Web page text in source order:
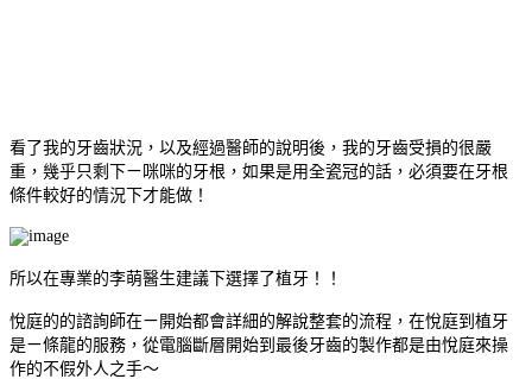
看了我的牙齒狀況，以及經過醫師的說明後，我的牙齒受損的很嚴
重，幾乎只剩下ㄧ咪咪的牙根，如果是用全瓷冠的話，必須要在牙根
條件較好的情況下才能做！
所以在專業的李萌醫生建議下選擇了植牙！！
悅庭的的諮詢師在ㄧ開始都會詳細的解說整套的流程，在悅庭到植牙
是ㄧ條龍的服務，從電腦斷層開始到最後牙齒的製作都是由悅庭來操
作的不假外人之手～